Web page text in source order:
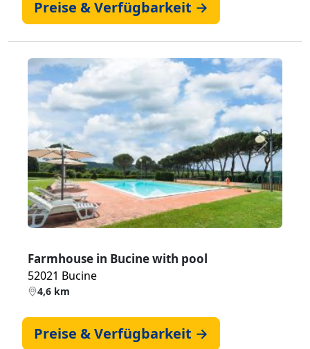
Preise & Verfügbarkeit →
Zurück Weiter
Farmhouse in Bucine with pool
52021 Bucine
4,6 km
Preise & Verfügbarkeit →